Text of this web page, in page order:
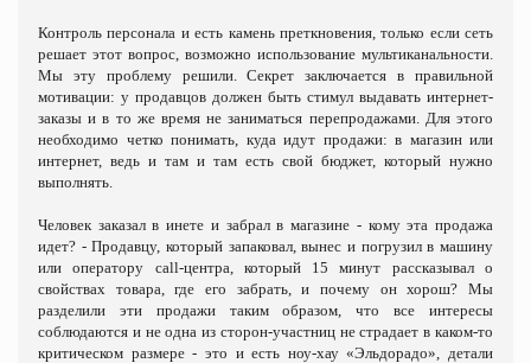
Контроль персонала и есть камень преткновения, только если сеть
решает этот вопрос, возможно использование мультиканальности.
Мы эту проблему решили. Секрет заключается в правильной
мотивации: у продавцов должен быть стимул выдавать интернет-
заказы и в то же время не заниматься перепродажами. Для этого
необходимо четко понимать, куда идут продажи: в магазин или
интернет, ведь и там и там есть свой бюджет, который нужно
выполнять.
Человек заказал в инете и забрал в магазине - кому эта продажа
идет? - Продавцу, который запаковал, вынес и погрузил в машину
или оператору call-центра, который 15 минут рассказывал о
свойствах товара, где его забрать, и почему он хорош? Мы
разделили эти продажи таким образом, что все интересы
соблюдаются и не одна из сторон-участниц не страдает в каком-то
критическом размере - это и есть ноу-хау «Эльдорадо», детали